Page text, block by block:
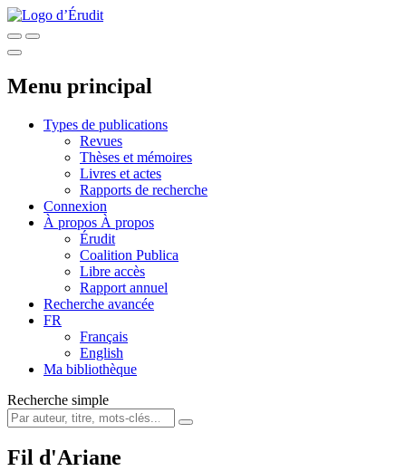
Menu principal
Types de publications
Revues
Thèses et mémoires
Livres et actes
Rapports de recherche
Connexion
À propos À propos
Érudit
Coalition Publica
Libre accès
Rapport annuel
Recherche avancée
FR
Français
English
Ma bibliothèque
Recherche simple
Fil d'Ariane